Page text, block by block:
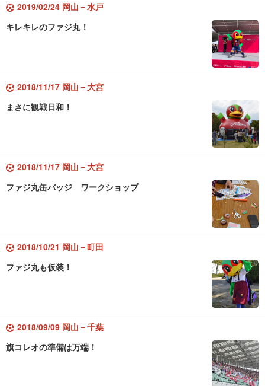
2019/02/24 岡山－水戸
キレキレのファジ丸！
2018/11/17 岡山－大宮
まさに観戦日和！
2018/11/17 岡山－大宮
ファジ丸缶バッジ ワークショップ
2018/10/21 岡山－町田
ファジ丸も仮装！
2018/09/09 岡山－千葉
旗コレオの準備は万端！